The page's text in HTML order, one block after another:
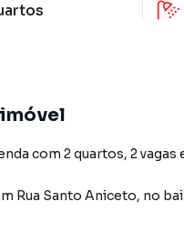
com 2 quartos, 2 vagas
Rua Santo Aniceto, no